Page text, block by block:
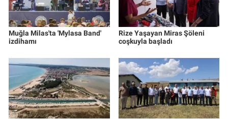
Muğla Milas'ta 'Mylasa Band'
izdihamı
Rize Yaşayan Miras Şöleni
coşkuyla başladı